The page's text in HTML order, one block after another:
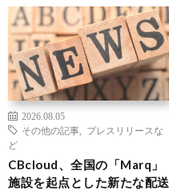
2026.08.05
その他の記事
プレスリリースな
ど
CBcloud、全国の「Marq」
施設を起点とした新たな配送